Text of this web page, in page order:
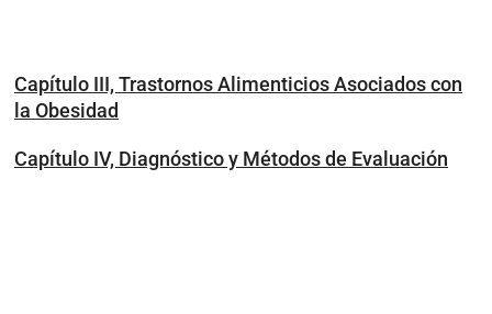
Capítulo III, Trastornos Alimenticios Asociados con
la Obesidad
Capítulo IV, Diagnóstico y Métodos de Evaluación